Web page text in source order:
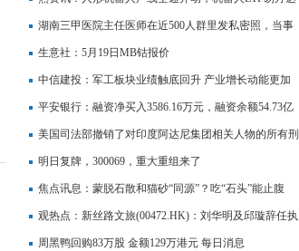
（159530）持续“吸金”
湖南三甲医院主任医师在近500人群里发私密照，当事
人：系误发，没什么解释，群友：群成员多为专家学者
和文化领域名人，应该解释或道歉|焦点资讯
生意社：5月19日MB钴报价
中信建投：军工板块业绩触底回升 产业增长动能更加
多元和可持续|新资讯
平安银行：融资净买入3586.16万元，融资余额54.73亿
元-即时
美国司法部撤销了对印度阿达尼集团相关人物的所有刑
事指控
明日复牌，300069，重大重组来了
焦点讯息：蒙脱石散和猫砂“同源”？吃“石头”能止腹
泻？
观热点：新丝路文旅(00472.HK)：刘华明及邱璇辞任执
行董事
周黑鸭回购83万股 金额129万港元 每日消息